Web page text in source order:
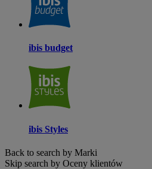
ibis budget
ibis Styles
Back to search by Marki
Skip search by Oceny klientów